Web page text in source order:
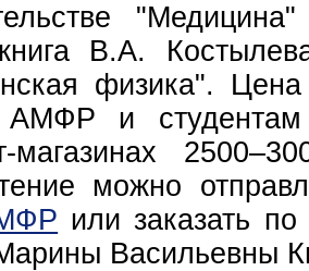
В.А.
физика".
АМФР и
магазинах
можно
или заказать
Васильевны